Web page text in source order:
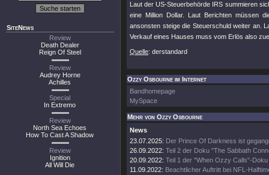
SiteNews
Review
Death Dealer
Reign Of Steel
Review
Audrey Horne
Achilles
Special
In Extremo
Review
North Sea Echoes
How To Cast A Shadow
Review
Ignition
All Will Die
Laut der US-Steuerbehörde IRS summieren
eine Million Dollar. Laut Berichten müssen
ansonsten steige die Steuerschuld weiter an.
Verkauf eines Hauses muss vom Erlös also
Quelle: derstandard
Ozzy Osbourne im Internet
Bandhomepage
MySpace
Mehr von Ozzy Osbourne
News
23.07.2025: Der Prince Of Darkness ist
26.09.2022: Teil 2 der Doku "The Sabbath
20.09.2022: Teil 1 der "When Ozzy Calls"-Doku
11.09.2022: Beachtlicher Auftritt bei NFL-